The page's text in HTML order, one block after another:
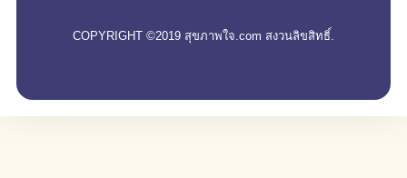
COPYRIGHT ©2019 สุขภาพใจ.com สงวนลิขสิทธิ์.